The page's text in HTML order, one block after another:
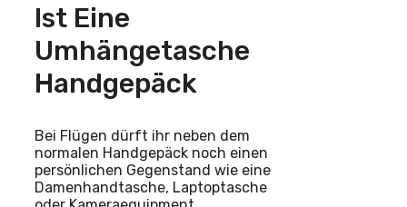
Ist Eine
Umhängetasche
Handgepäck
Bei Flügen dürft ihr neben dem
normalen Handgepäck noch einen
persönlichen Gegenstand wie eine
Damenhandtasche, Laptoptasche